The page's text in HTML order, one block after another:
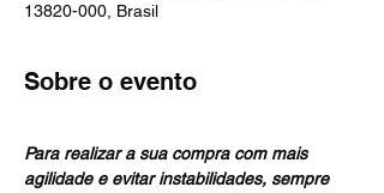
13820-000, Brasil
Sobre o evento
Para realizar a sua compra com mais
agilidade e evitar instabilidades, sempre